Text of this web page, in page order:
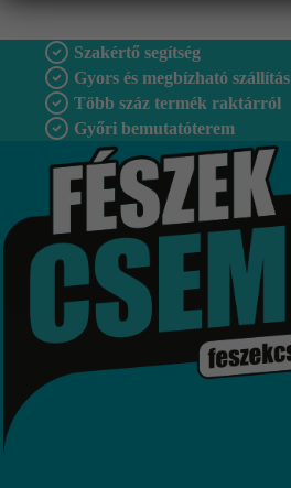
Szakértő segítség
Gyors és megbízható szállítás
Több száz termék raktárról
Győri bemutatóterem